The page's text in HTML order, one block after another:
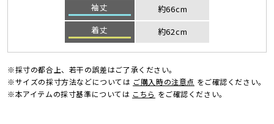
袖丈
約66cm
着丈
約62cm
※採寸の都合上、若干の誤差はご了承ください。
※サイズの採寸方法などについては ご購入時の注意点 をご確認ください。
※本アイテムの採寸基準については こちら をご確認ください。